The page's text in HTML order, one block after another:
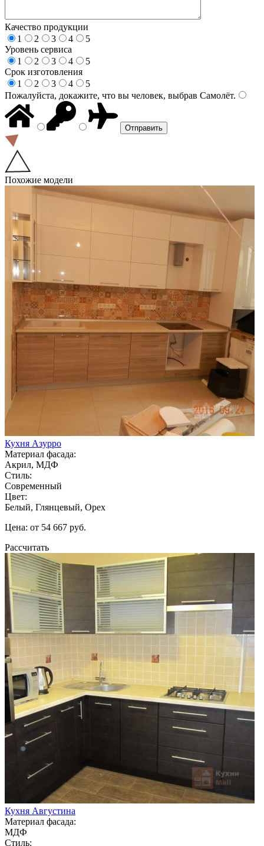
Качество продукции
1
2 3 4
5
Уровень сервиса
1
2 3 4
5
Срок изготовления
1
2 3 4
5
Пожалуйста, докажите, что вы человек, выбрав Самолёт.
Похожие модели
Кухня Азурро
Материал фасада:
Акрил, МДФ
Стиль:
Современный
Цвет:
Белый, Глянцевый, Орех
Цена: от 54 667 руб.
Рассчитать
Кухня Августина
Материал фасада:
МДФ
Стиль: